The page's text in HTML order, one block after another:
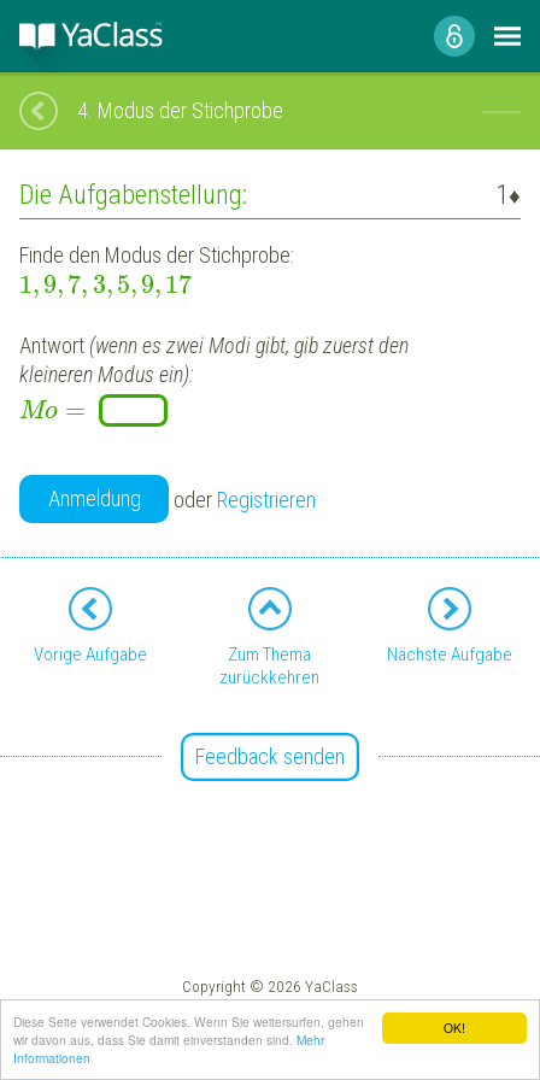
OK!
Diese Seite verwendet Cookies. Wenn Sie weitersurfen, gehen
wir davon aus, dass Sie damit einverstanden sind. Mehr
Informationen
4. Modus der Stichprobe
Die Aufgabenstellung: 1♦
Finde den Modus der Stichprobe:
1,9,7, 3,5,9,17
Antwort (wenn es zwei Modi gibt, gib zuerst den
kleineren Modus ein):
Mo =
Anmeldung oder Registrieren
Vorige Aufgabe
Zum Thema
zurückkehren
Nächste Aufgabe
Feedback senden
Copyright © 2026 YaClass
Impressum
AGB